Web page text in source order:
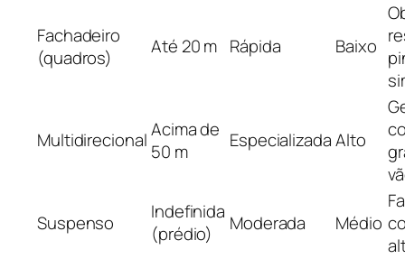
Fachadeiro
(quadros)
Até 20 m Rápida Baixo
MultidirecionalAcima de
50 m
EspecializadaAlto
Suspenso
Indefinida
(prédio)
Moderada Médio